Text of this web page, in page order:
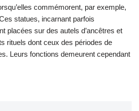
commémorent, par exemple,
statues, incarnant parfois
placées sur des autels d’ancêtres et
rituels dont ceux des périodes de
Leurs fonctions demeurent cependant